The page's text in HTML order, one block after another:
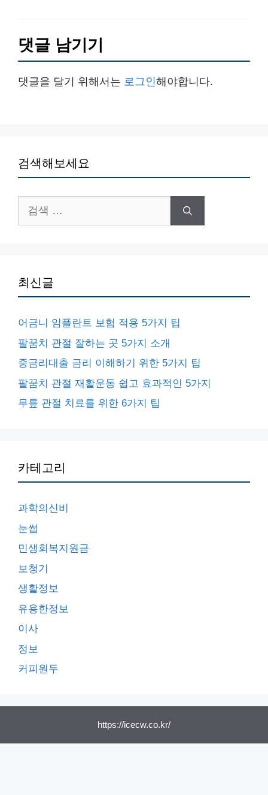
댓글 남기기
댓글을 달기 위해서는 로그인해야합니다.
검색해보세요
색:
최신글
어금니 임플란트 보험 적용 5가지 팁
팔꿈치 관절 잘하는 곳 5가지 소개
중금리대출 금리 이해하기 위한 5가지 팁
팔꿈치 관절 재활운동 쉽고 효과적인 5가지
무릎 관절 치료를 위한 6가지 팁
카테고리
과학의신비
눈썹
민생회복지원금
보청기
생활정보
유용한정보
이사
정보
커피원두
https://icecw.co.kr/